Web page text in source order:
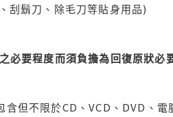
刮鬍刀、除毛刀等貼身用品)
必要程度而須負擔為回復原狀
但不限於CD、VCD、DVD、